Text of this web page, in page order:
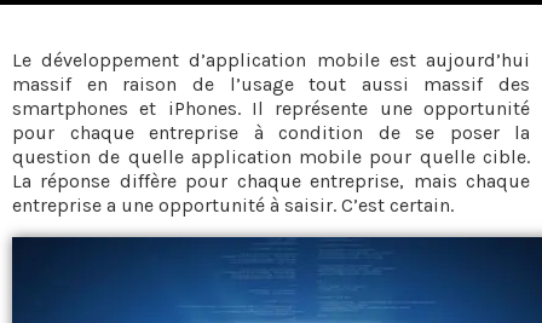
Le développement d’application mobile est aujourd’hui
massif en raison de l’usage tout aussi massif des
smartphones et iPhones. Il représente une opportunité
pour chaque entreprise à condition de se poser la
question de quelle application mobile pour quelle cible.
La réponse diffère pour chaque entreprise, mais chaque
entreprise a une opportunité à saisir. C’est certain.